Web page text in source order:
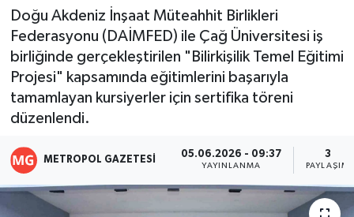
Doğu Akdeniz İnşaat Müteahhit Birlikleri
Federasyonu (DAİMFED) ile Çağ Üniversitesi iş
birliğinde gerçekleştirilen "Bilirkişilik Temel Eğitimi
Projesi" kapsamında eğitimlerini başarıyla
tamamlayan kursiyerler için sertifika töreni
düzenlendi.
METROPOL GAZETESI 05.06.2026 - 09:37
YAYINLANMA
3
PAYLAŞIM